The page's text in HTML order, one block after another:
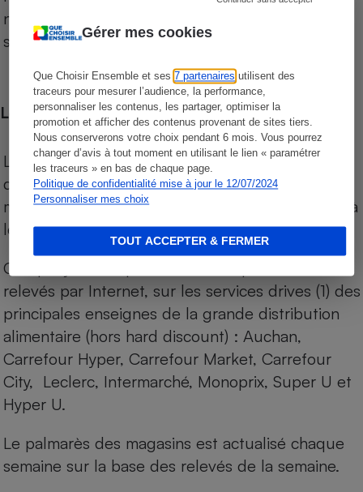
Gérer mes cookies
Que Choisir Ensemble et ses7 partenaires utilisent des
traceurs pour mesurer l’audience, la performance,
personnaliser les contenus, les partager, optimiser la
promotion et afficher des contenus provenant de sites tiers.
Nous conserverons votre choix pendant 6 mois. Vous pourrez
changer d’avis à tout moment en utilisant le lien « paramétrer
les traceurs » en bas de chaque page.
Politique de confidentialité mise à jour le 12/07/2024
Personnaliser mes choix
TOUT ACCEPTER & FERMER
niveau de prix des supermarchés, géolocalisés
sur le territoire français.
Les comparaisons de prix
Les comparaisons sont réalisées sur l’ensemble
des produits des magasins. Les produits de
marques de distributeurs (MDD) sont comparés à
leurs équivalents chez leurs concurrents.
Chaque jour, les prix de tous les produits sont
relevés par Internet, sur les services drives (1) des
principales enseignes de la grande distribution
alimentaire (hors hard discount) : Auchan,
Carrefour Hyper, Carrefour Market, Carrefour
City, Leclerc, Intermarché, Monoprix, Super U et
Hyper U.
Le palmarès des magasins est actualisé chaque
semaine sur la base des relevés de la semaine.